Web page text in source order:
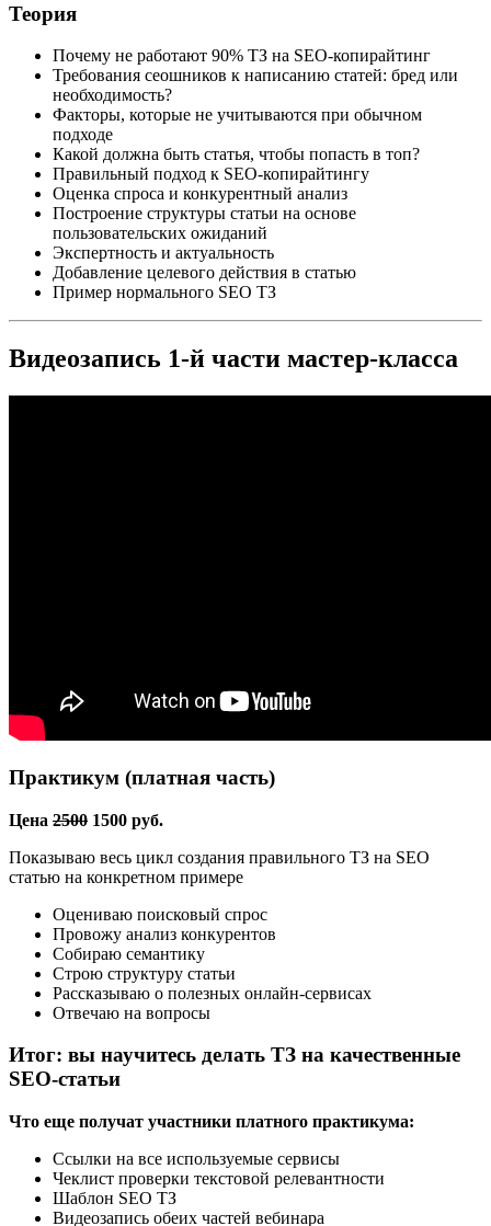
Теория
Почему не работают 90% ТЗ на SEO-копирайтинг
Требования сеошников к написанию статей: бред или
необходимость?
Факторы, которые не учитываются при обычном
подходе
Какой должна быть статья, чтобы попасть в топ?
Правильный подход к SEO-копирайтингу
Оценка спроса и конкурентный анализ
Построение структуры статьи на основе
пользовательских ожиданий
Экспертность и актуальность
Добавление целевого действия в статью
Пример нормального SEO ТЗ
Видеозапись 1-й части мастер-класса
Практикум (платная часть)
Цена 2500 1500 руб.
Показываю весь цикл создания правильного ТЗ на SEO
статью на конкретном примере
Оцениваю поисковый спрос
Провожу анализ конкурентов
Собираю семантику
Строю структуру статьи
Рассказываю о полезных онлайн-сервисах
Отвечаю на вопросы
Итог: вы научитесь делать ТЗ на качественные
SEO-статьи
Что еще получат участники платного практикума:
Ссылки на все используемые сервисы
Чеклист проверки текстовой релевантности
Шаблон SEO ТЗ
Видеозапись обеих частей вебинара